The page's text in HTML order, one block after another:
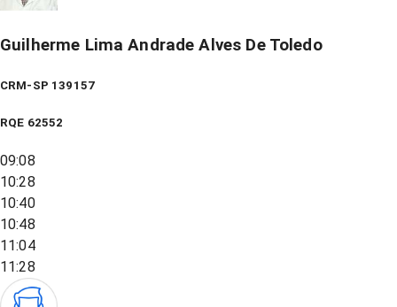
Guilherme Lima Andrade Alves De Toledo
CRM-SP 139157
RQE 62552
09:08
10:28
10:40
10:48
11:04
11:28